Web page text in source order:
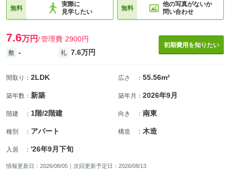
無料
実際に
見学したい
無料
他の写真がないか
問い合わせ
7.6万円 管理費 2900円
敷 - 礼 7.6万円
初期費用を知りたい
間取り ： 2LDK 広さ ： 55.56m²
築年数 ： 新築 築年月 ： 2026年9月
階建 ： 1階/2階建 向き ： 南東
種別 ： アパート 構造 ： 木造
入居 ： '26年9月下旬
情報更新日：2026/08/05｜次回更新予定日：2026/08/13